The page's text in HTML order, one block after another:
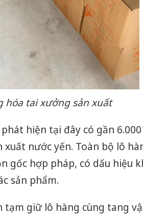
hóa tai xưởng sản xuất
hiện tại đây có gần
xuất nước yến. Toàn bộ lô
gốc hợp pháp, có dấu hiệu
sản phẩm.
giữ lô hàng cùng tang